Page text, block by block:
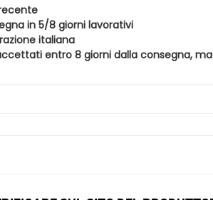
in 5/8 giorni lavorativi
italiana
entro 8 giorni dalla consegna,